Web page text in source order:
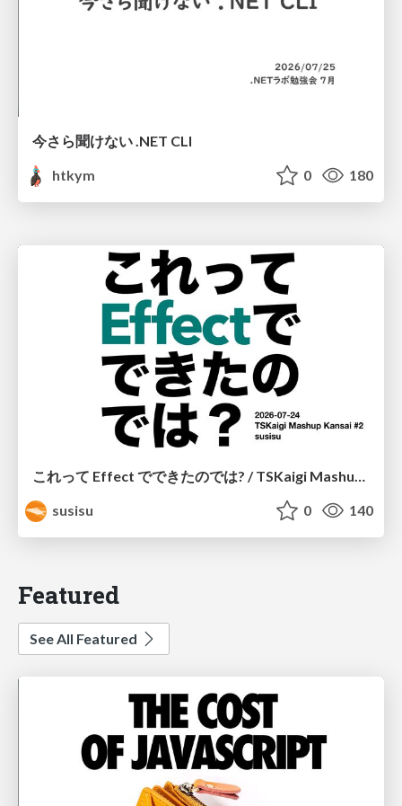
今さら聞けない .NET CLI
htkym
0 180
susisu
0 140
Featured
See All Featured